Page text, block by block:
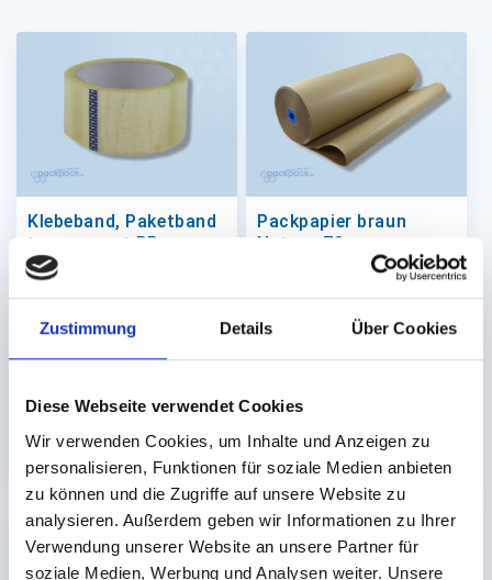
Zustimmung Details Über Cookies
Diese Webseite verwendet Cookies
Wir verwenden Cookies, um Inhalte und Anzeigen zu
personalisieren, Funktionen für soziale Medien anbieten
zu können und die Zugriffe auf unsere Website zu
analysieren. Außerdem geben wir Informationen zu Ihrer
Verwendung unserer Website an unsere Partner für
soziale Medien, Werbung und Analysen weiter. Unsere
Klebeband, Paketband
transparent PP
66m x 50mm Rll.
(Acrylatkleber, laut)
36 St.
25,20 € In den Warenkorb
Packpapier braun
Natron 70g
100cm Rolle
25 St.
57,00 € In den